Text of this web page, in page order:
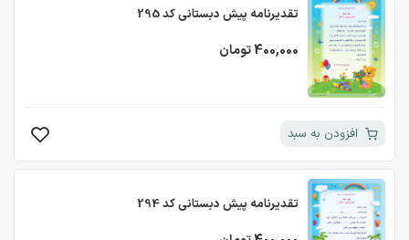
تقدیرنامه پیش دبستانی کد 295
400,000 تومان
افزودن به سبد
تقدیرنامه پیش دبستانی کد 294